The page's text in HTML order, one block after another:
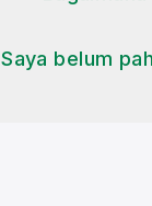
Saya belum